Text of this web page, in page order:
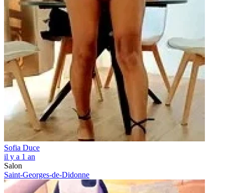
Sofia Duce
il y a 1 an
Salon
Saint-Georges-de-Didonne